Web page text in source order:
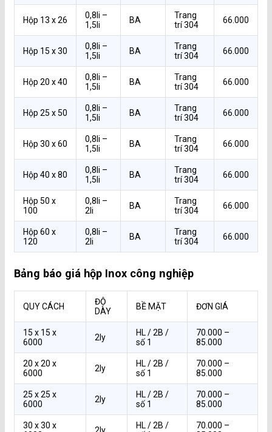
Hộp 13 x 26
0,8li –
1,5li
BA
Trang
trí 304
66.000
Hộp 15 x 30
0,8li –
1,5li
BA
Trang
trí 304
66.000
Hộp 20 x 40
0,8li –
1,5li
BA
Trang
trí 304
66.000
Hộp 25 x 50
0,8li –
1,5li
BA
Trang
trí 304
66.000
Hộp 30 x 60
0,8li –
1,5li
BA
Trang
trí 304
66.000
Hộp 40 x 80
0,8li –
1,5li
BA
Trang
trí 304
66.000
Hộp 50 x
100
0,8li –
2li
BA
Trang
trí 304
66.000
Hộp 60 x
120
0,8li –
2li
BA
Trang
trí 304
66.000
Bảng báo giá hộp Inox công nghiệp
QUY CÁCH
ĐỘ
DÀY
BỀ MẶT ĐƠN GIÁ
15 x 15 x
6000
2ly
HL / 2B /
số 1
70.000 –
85.000
20 x 20 x
6000
2ly
HL / 2B /
số 1
70.000 –
85.000
25 x 25 x
6000
2ly
HL / 2B /
số 1
70.000 –
85.000
30 x 30 x
HL / 2B /
70.000 –